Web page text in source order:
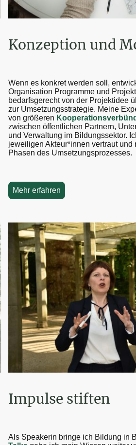
Konzeption und
Wenn es konkret werden soll,
Organisation Programme und
bedarfsgerecht von der Projektidee
zur Umsetzungsstrategie. Meine
von größeren
zwischen öffentlichen Partnern,
und Verwaltung im Bildungssektor.
jeweiligen Akteur*innen vertraut und
Phasen des Umsetzungsprozesses.
Mehr erfahren
Impulse stiften
Als Speakerin bringe ich Bildung in